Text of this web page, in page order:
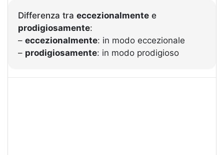
Differenza tra eccezionalmente e
prodigiosamente:
– eccezionalmente: in modo eccezionale
– prodigiosamente: in modo prodigioso